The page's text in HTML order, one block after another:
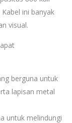
ini banyak
visual.
berguna untuk
lapisan metal
untuk melindungi